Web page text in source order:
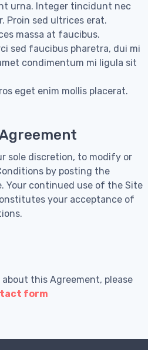
urna. Integer tincidunt nec
Proin sed ultrices erat.
massa at faucibus.
sed faucibus pharetra, dui mi
condimentum mi ligula sit
eget enim mollis placerat.
sole discretion, to modify or
by posting the
Your continued use of the Site
your acceptance of
this Agreement, please
form